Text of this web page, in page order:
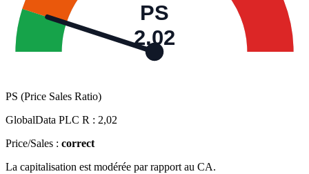
PS
2,02
PS (Price Sales Ratio)
GlobalData PLC R : 2,02
Price/Sales : correct
La capitalisation est modérée par rapport au CA.